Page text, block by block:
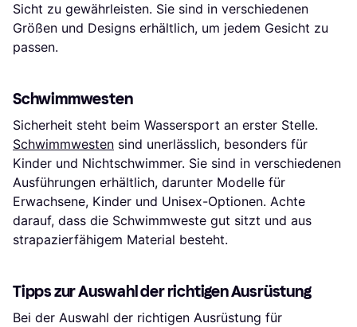
Sicht zu gewährleisten. Sie sind in verschiedenen
Größen und Designs erhältlich, um jedem Gesicht zu
passen.
Schwimmwesten
Sicherheit steht beim Wassersport an erster Stelle.
Schwimmwesten sind unerlässlich, besonders für
Kinder und Nichtschwimmer. Sie sind in verschiedenen
Ausführungen erhältlich, darunter Modelle für
Erwachsene, Kinder und Unisex-Optionen. Achte
darauf, dass die Schwimmweste gut sitzt und aus
strapazierfähigem Material besteht.
Tipps zur Auswahl der richtigen Ausrüstung
Bei der Auswahl der richtigen Ausrüstung für